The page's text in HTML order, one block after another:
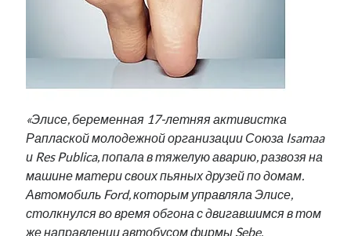
«Элисе, беременная 17-летняя активистка
Раплаской молодежной организации Союза Isamaa
и Res Publica, попала в тяжелую аварию, развозя на
машине матери своих пьяных друзей по домам.
Автомобиль Ford, которым управляла Элисе,
столкнулся во время обгона с двигавшимся в том
же направлении автобусом фирмы Sebe.